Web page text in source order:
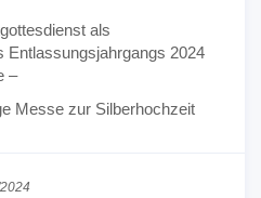
als
2024
–
Messe zur Silberhochzeit